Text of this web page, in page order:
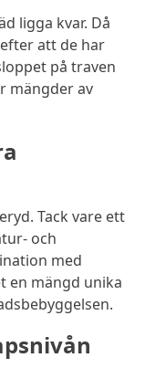
ligga kvar. Då
att de har
på traven
mängder av
Tack vare ett
och
med
en mängd unika